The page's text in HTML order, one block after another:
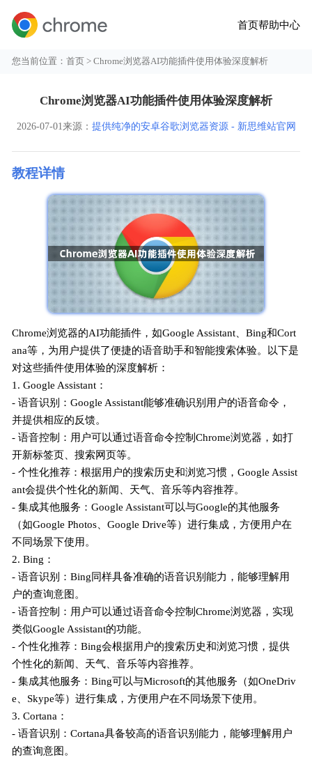
首页帮助中心
您当前位置：首页 > Chrome浏览器AI功能插件使用体验深度解析
Chrome浏览器AI功能插件使用体验深度解析
2026-07-01来源： 提供纯净的安卓谷歌浏览器资源 - 新思维站官网
教程详情
Chrome浏览器的AI功能插件，如Google Assistant、Bing和Cort
ana等，为用户提供了便捷的语音助手和智能搜索体验。以下是
对这些插件使用体验的深度解析：
1. Google Assistant：
- 语音识别：Google Assistant能够准确识别用户的语音命令，
并提供相应的反馈。
- 语音控制：用户可以通过语音命令控制Chrome浏览器，如打
开新标签页、搜索网页等。
- 个性化推荐：根据用户的搜索历史和浏览习惯，Google Assist
ant会提供个性化的新闻、天气、音乐等内容推荐。
- 集成其他服务：Google Assistant可以与Google的其他服务
（如Google Photos、Google Drive等）进行集成，方便用户在
不同场景下使用。
2. Bing：
- 语音识别：Bing同样具备准确的语音识别能力，能够理解用
户的查询意图。
- 语音控制：用户可以通过语音命令控制Chrome浏览器，实现
类似Google Assistant的功能。
- 个性化推荐：Bing会根据用户的搜索历史和浏览习惯，提供
个性化的新闻、天气、音乐等内容推荐。
- 集成其他服务：Bing可以与Microsoft的其他服务（如OneDriv
e、Skype等）进行集成，方便用户在不同场景下使用。
3. Cortana：
- 语音识别：Cortana具备较高的语音识别能力，能够理解用户
的查询意图。